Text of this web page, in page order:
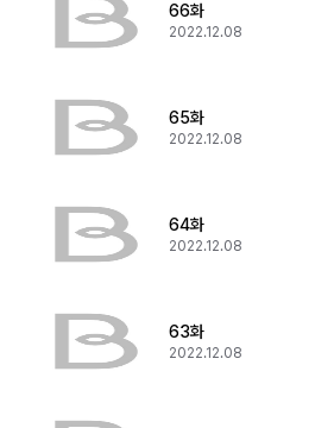
66화
2022.12.08
65화
2022.12.08
64화
2022.12.08
63화
2022.12.08